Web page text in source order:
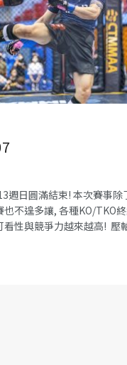
週日圓滿結束! 本次賽事除
也不遑多讓, 各種KO/TKO
性與競爭力越來越高! ­ 壓